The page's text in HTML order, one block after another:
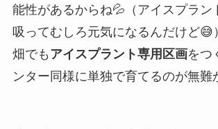
能性があるからね💦（アイスプラン
吸ってむしろ元気になるんだけど😅
畑でも アイスプラント専用区画をつ
ンター同様に単独で育てるのが無難